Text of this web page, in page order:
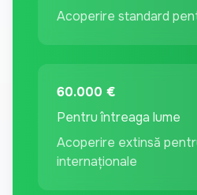
Acoperire standard
60.000 €
Pentru întreaga lume
Acoperire extinsă
internaționale